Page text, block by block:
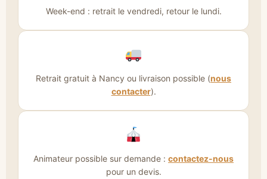
Week-end : retrait le vendredi, retour le lundi.
Retrait gratuit à Nancy ou livraison possible (nous
contacter).
Animateur possible sur demande : contactez-nous
pour un devis.